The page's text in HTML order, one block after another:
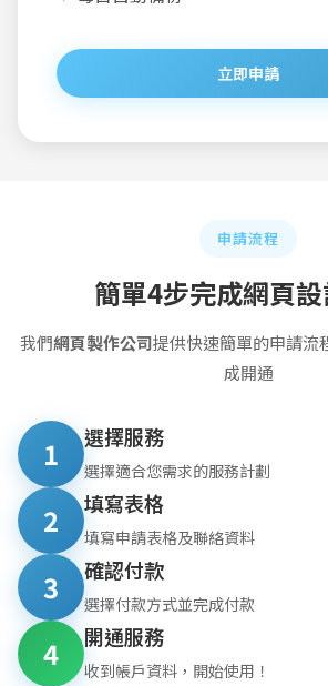
立即申請
申請流程
簡單4步完成網頁
我們網頁製作公司提供快速簡單的申請流
成開通
1 選擇服務
選擇適合您需求的服務計劃
2 填寫表格
填寫申請表格及聯絡資料
3 確認付款
選擇付款方式並完成付款
4 開通服務
收到帳戶資料，開始使用！